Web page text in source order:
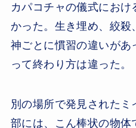
カパコチャの儀式にお
かった。生き埋め、絞
神ごとに慣習の違いがあ
って終わり方は違った。
別の場所で発見された
部には、こん棒状の物体